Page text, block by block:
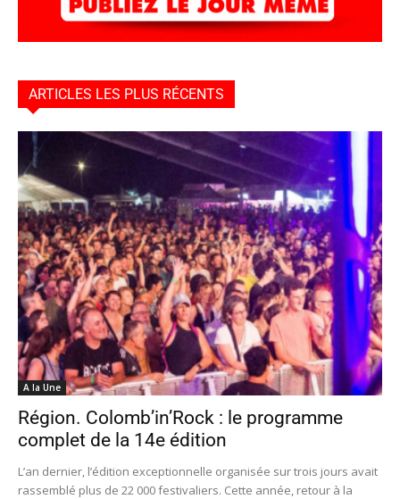
ARTICLES LES PLUS RÉCENTS
A la Une
Région. Colomb’in’Rock : le programme
complet de la 14e édition
L’an dernier, l’édition exceptionnelle organisée sur trois jours avait
rassemblé plus de 22 000 festivaliers. Cette année, retour à la